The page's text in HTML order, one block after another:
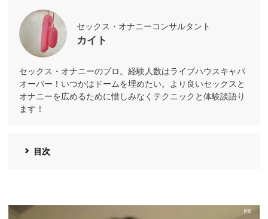
セックス・オナニーコンサルタント
カイト
セックス・オナニーのプロ。経験人数はライブハウスキャパ
オーバー！いつかはドームを埋めたい。より良いセックスと
オナニーを広めるために惜しみなくテクニックと体験談語り
ます！
目次
https://pcmax.jp/lp/?